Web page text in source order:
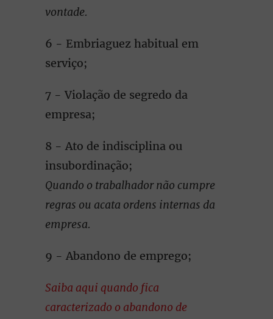
vontade.
6 - Embriaguez habitual em
serviço;
7 - Violação de segredo da
empresa;
8 - Ato de indisciplina ou
insubordinação;
Quando o trabalhador não cumpre
regras ou acata ordens internas da
empresa.
9 - Abandono de emprego;
Saiba aqui quando fica
caracterizado o abandono de